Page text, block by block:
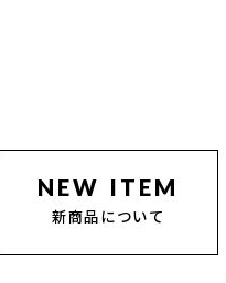
NEW ITEM
新商品について